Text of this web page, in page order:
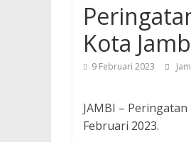
Kota
9 Februari 2023
JAMBI –
Februari 2023.